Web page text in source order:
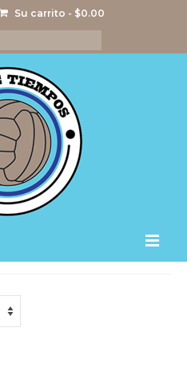
Su carrito - $0.00